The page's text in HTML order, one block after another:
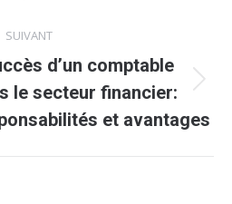
SUIVANT
Article
suivant
d’un comptable
le secteur financier:
et avantages